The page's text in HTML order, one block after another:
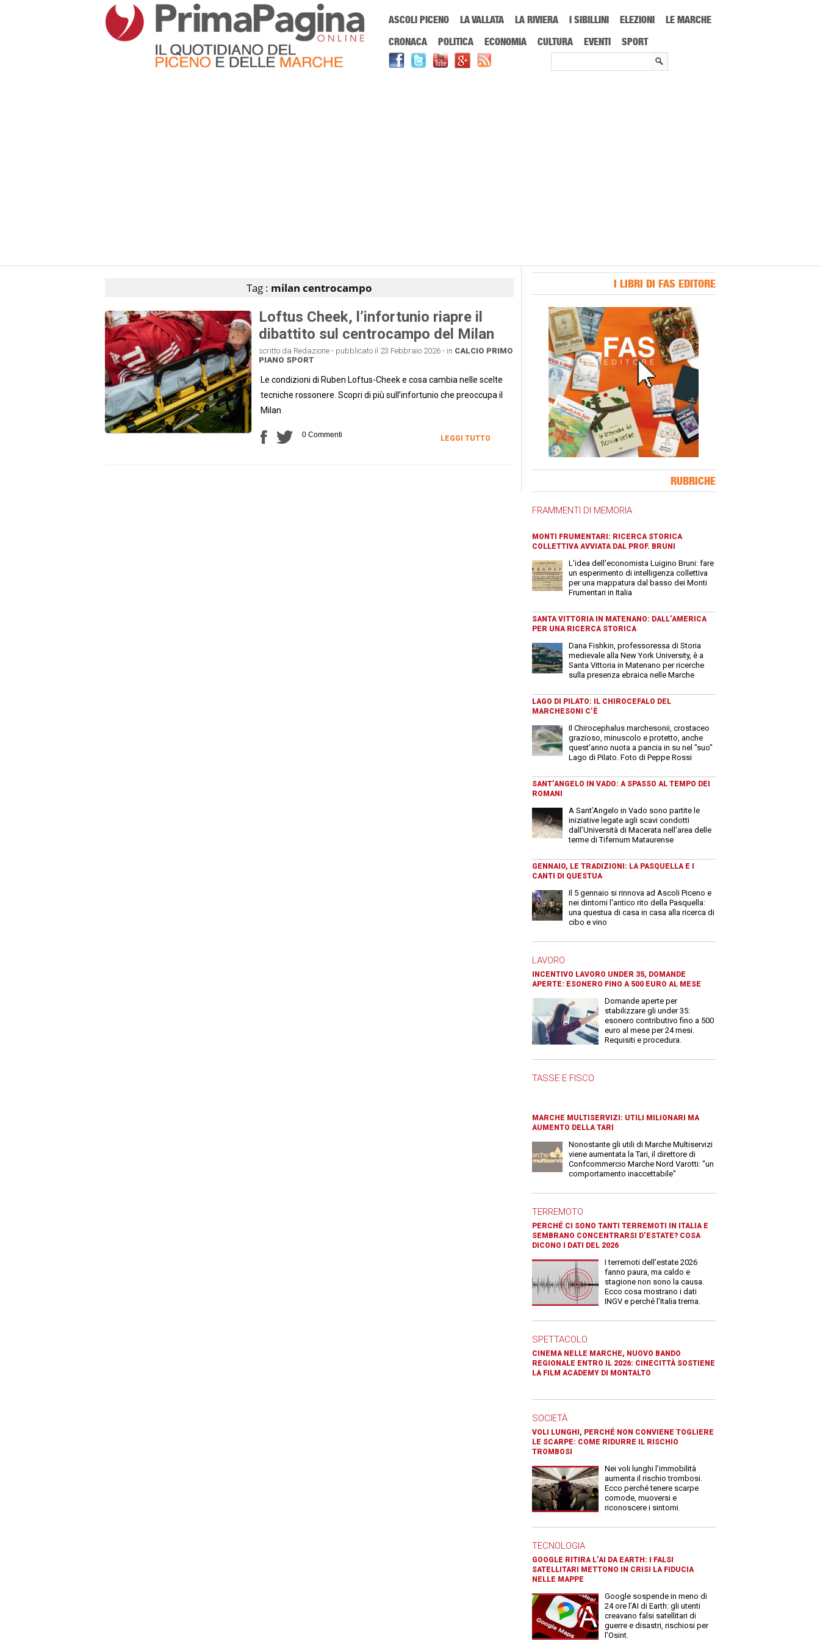
ASCOLI PICENO LA VALLATA LA RIVIERA I SIBILLINI ELEZIONI
LE MARCHE
CRONACA
POLITICA ECONOMIA CULTURA EVENTI SPORT
Tag : milan centrocampo
Loftus Cheek, l’infortunio riapre il
dibattito sul centrocampo del Milan
scritto da Redazione - pubblicato il 23 Febbraio 2026 - in CALCIO PRIMO
PIANO SPORT
Le condizioni di Ruben Loftus-Cheek e cosa cambia nelle scelte
tecniche rossonere. Scopri di più sull’infortunio che preoccupa il
Milan
0 Commenti LEGGI TUTTO
I LIBRI DI FAS EDITORE
RUBRICHE
FRAMMENTI DI MEMORIA
MONTI FRUMENTARI: RICERCA STORICA
COLLETTIVA AVVIATA DAL PROF. BRUNI
L'idea dell'economista Luigino Bruni: fare
un esperimento di intelligenza collettiva
per una mappatura dal basso dei Monti
Frumentari in Italia
SANTA VITTORIA IN MATENANO: DALL’AMERICA
PER UNA RICERCA STORICA
Dana Fishkin, professoressa di Storia
medievale alla New York University, è a
Santa Vittoria in Matenano per ricerche
sulla presenza ebraica nelle Marche
LAGO DI PILATO: IL CHIROCEFALO DEL
MARCHESONI C’È
Il Chirocephalus marchesonii, crostaceo
grazioso, minuscolo e protetto, anche
quest'anno nuota a pancia in su nel "suo"
Lago di Pilato. Foto di Peppe Rossi
SANT’ANGELO IN VADO: A SPASSO AL TEMPO DEI
ROMANI
A Sant’Angelo in Vado sono partite le
iniziative legate agli scavi condotti
dall’Università di Macerata nell’area delle
terme di Tifernum Mataurense
GENNAIO, LE TRADIZIONI: LA PASQUELLA E I
CANTI DI QUESTUA
Il 5 gennaio si rinnova ad Ascoli Piceno e
nei dintorni l'antico rito della Pasquella:
una questua di casa in casa alla ricerca di
cibo e vino
LAVORO
INCENTIVO LAVORO UNDER 35, DOMANDE
APERTE: ESONERO FINO A 500 EURO AL MESE
Domande aperte per
stabilizzare gli under 35:
esonero contributivo fino a 500
euro al mese per 24 mesi.
Requisiti e procedura.
TASSE E FISCO
MARCHE MULTISERVIZI: UTILI MILIONARI MA
AUMENTO DELLA TARI
Nonostante gli utili di Marche Multiservizi
viene aumentata la Tari, il direttore di
Confcommercio Marche Nord Varotti: "un
comportamento inaccettabile"
TERREMOTO
PERCHÉ CI SONO TANTI TERREMOTI IN ITALIA E
SEMBRANO CONCENTRARSI D’ESTATE? COSA
DICONO I DATI DEL 2026
I terremoti dell’estate 2026
fanno paura, ma caldo e
stagione non sono la causa.
Ecco cosa mostrano i dati
INGV e perché l’Italia trema.
SPETTACOLO
CINEMA NELLE MARCHE, NUOVO BANDO
REGIONALE ENTRO IL 2026: CINECITTÀ SOSTIENE
LA FILM ACADEMY DI MONTALTO
SOCIETÀ
VOLI LUNGHI, PERCHÉ NON CONVIENE TOGLIERE
LE SCARPE: COME RIDURRE IL RISCHIO
TROMBOSI
Nei voli lunghi l’immobilità
aumenta il rischio trombosi.
Ecco perché tenere scarpe
comode, muoversi e
riconoscere i sintomi.
TECNOLOGIA
GOOGLE RITIRA L’AI DA EARTH: I FALSI
SATELLITARI METTONO IN CRISI LA FIDUCIA
NELLE MAPPE
Google sospende in meno di
24 ore l’AI di Earth: gli utenti
creavano falsi satellitari di
guerre e disastri, rischiosi per
l’Osint.